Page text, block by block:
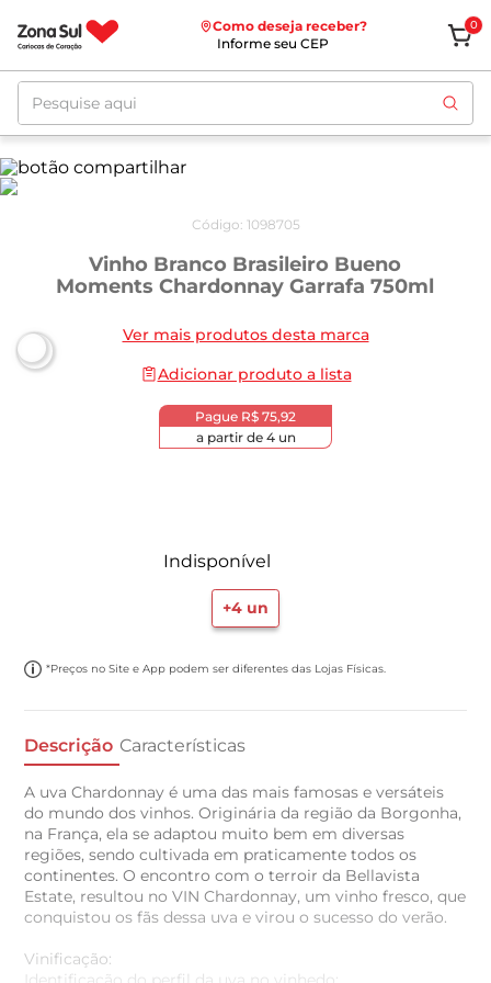
Como deseja receber?
Informe seu CEP
0
Pesquise aqui
Código: 1098705
Vinho Branco Brasileiro Bueno
Moments Chardonnay Garrafa 750ml
Ver mais produtos desta marca
Adicionar produto a lista
Pague R$ 75,92
a partir de 4un
Indisponível
+4 un
*Preços no Site e App podem ser diferentes das Lojas Físicas.
Descrição Características
A uva Chardonnay é uma das mais famosas e versáteis
do mundo dos vinhos. Originária da região da Borgonha,
na França, ela se adaptou muito bem em diversas
regiões, sendo cultivada em praticamente todos os
continentes. O encontro com o terroir da Bellavista
Estate, resultou no VIN Chardonnay, um vinho fresco, que
conquistou os fãs dessa uva e virou o sucesso do verão.
Vinificação: